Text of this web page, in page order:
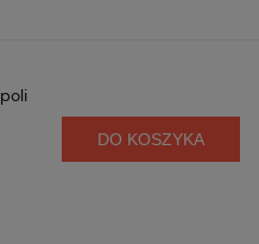
DO KOSZYKA